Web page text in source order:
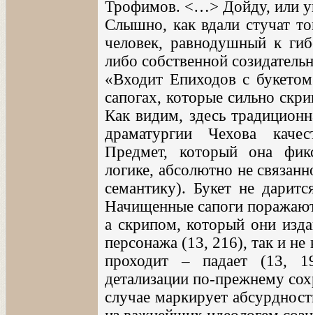
Трофимов. <…> Дойду, или
Слышно, как вдали стучат
человек, равнодушный к
либо собственной
«Входит Епиходов с
сапогах, которые сильно
Как видим, здесь
драматургии Чехова
Предмет, который она
логике, абсолютно не
семантику). Букет не
Начищенные сапоги
а скрипом, который они
персонажа (13, 216), так и не
проходит – падает (13,
детализации по-прежнему
случае маркирует